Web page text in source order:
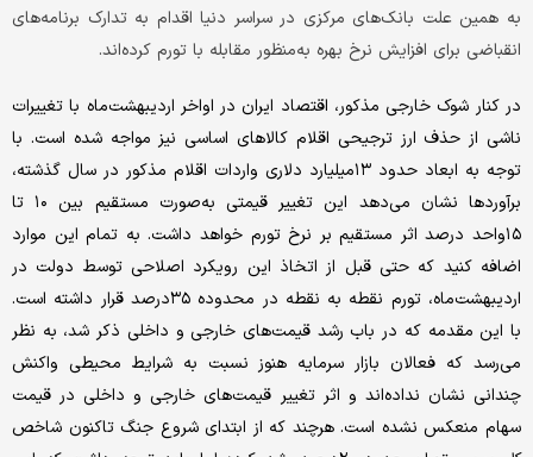
به همین علت بانک‌‌های مرکزی در سراسر دنیا اقدام به تدارک برنامه‌های
انقباضی برای افزایش نرخ بهره به‌منظور مقابله با تورم کرده‌‌اند.
در کنار شوک خارجی مذکور، اقتصاد ایران در اواخر اردیبهشت‌‌ماه با تغییرات
ناشی از حذف ارز ترجیحی اقلام کالاهای اساسی نیز مواجه شده است. با
توجه به ابعاد حدود ۱۳میلیارد دلاری واردات اقلام مذکور در سال گذشته،
برآوردها نشان می‌‌دهد این تغییر قیمتی به‌صورت مستقیم بین ۱۰ تا
۱۵واحد درصد اثر مستقیم بر نرخ تورم خواهد داشت. به تمام این موارد
اضافه کنید که حتی قبل از اتخاذ این رویکرد اصلاحی توسط دولت در
اردیبهشت‌‌ماه، تورم نقطه به نقطه در محدوده ۳۵درصد قرار داشته است.
با این مقدمه که در باب رشد قیمت‌‌های خارجی و داخلی ذکر شد، به نظر
می‌‌رسد که فعالان بازار سرمایه هنوز نسبت به شرایط محیطی واکنش
چندانی نشان نداده‌‌اند و اثر تغییر قیمت‌‌های خارجی و داخلی در قیمت
سهام منعکس نشده است. هرچند که از ابتدای شروع جنگ تاکنون شاخص